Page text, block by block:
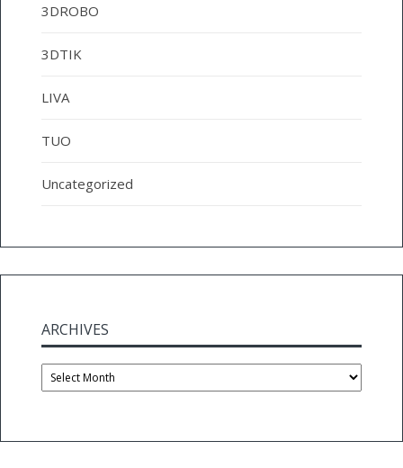
3DROBO
3DTIK
LIVA
TUO
Uncategorized
ARCHIVES
Archives